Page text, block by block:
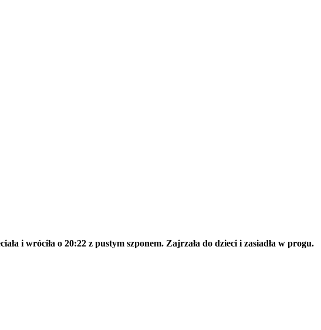
i wróciła o 20:22 z pustym szponem. Zajrzała do dzieci i zasiadła w progu.